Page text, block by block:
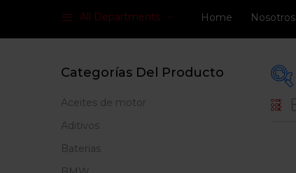
All Departments Home Nosotros
Categorías Del Producto
Aceites de motor
Aditivos
Baterias